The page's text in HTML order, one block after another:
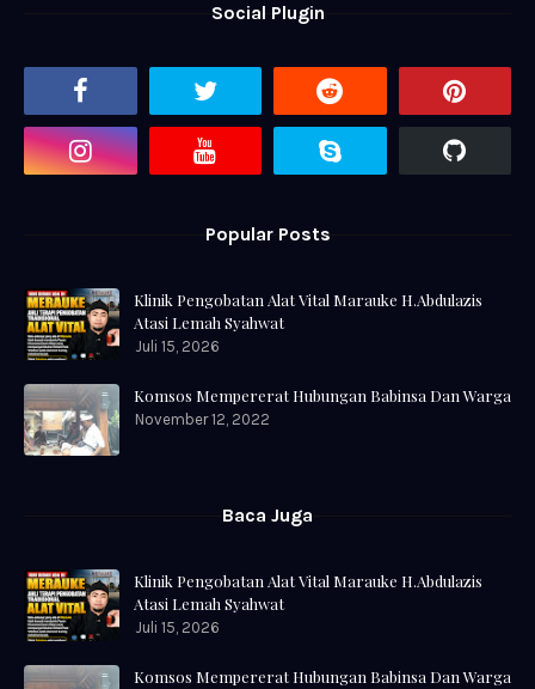
Social Plugin
Popular Posts
Klinik Pengobatan Alat Vital Marauke H.Abdulazis
Atasi Lemah Syahwat
Juli 15, 2026
Komsos Mempererat Hubungan Babinsa Dan Warga
November 12, 2022
Baca Juga
Klinik Pengobatan Alat Vital Marauke H.Abdulazis
Atasi Lemah Syahwat
Juli 15, 2026
Komsos Mempererat Hubungan Babinsa Dan Warga